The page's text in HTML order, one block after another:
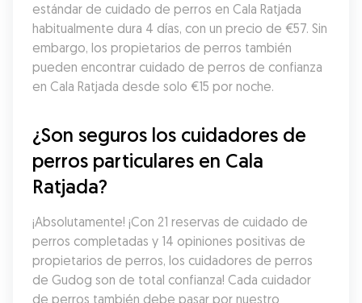
estándar de cuidado de perros en Cala Ratjada
habitualmente dura 4 días, con un precio de €57. Sin
embargo, los propietarios de perros también
pueden encontrar cuidado de perros de confianza
en Cala Ratjada desde solo €15 por noche.
¿Son seguros los cuidadores de
perros particulares en Cala
Ratjada?
¡Absolutamente! ¡Con 21 reservas de cuidado de
perros completadas y 14 opiniones positivas de
propietarios de perros, los cuidadores de perros
de Gudog son de total confianza! Cada cuidador
de perros también debe pasar por nuestro